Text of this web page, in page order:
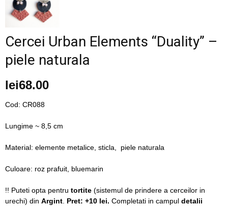
lifestyle
Cercei Urban Elements “Duality” –
piele naturala
lei68.00
Cod: CR088
Lungime ~ 8,5 cm
Material: elemente metalice, sticla, piele naturala
Culoare: roz prafuit, bluemarin
!! Puteti opta pentru tortite (sistemul de prindere a cerceilor in
urechi) din Argint Pret: +10 lei. Completati in campul detalii